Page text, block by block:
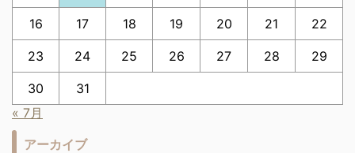
16 17 18 19 20 21 22
23 24 25 26 27 28 29
30
31
« 7月
アーカイブ